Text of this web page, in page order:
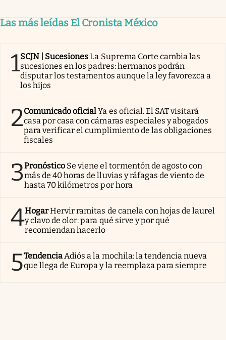
Las más leídas El Cronista México
1SCJN | SucesionesLa Suprema Corte cambia las
sucesiones en los padres: hermanos podrán
disputar los testamentos aunque la ley favorezca a
los hijos
2Comunicado oficialYa es oficial. El SAT visitará
casa por casa con cámaras especiales y abogados
para verificar el cumplimiento de las obligaciones
fiscales
3Pronóstico Se viene el tormentón de agosto con
más de 40 horas de lluvias y ráfagas de viento de
hasta 70 kilómetros por hora
4HogarHervir ramitas de canela con hojas de laurel
y clavo de olor: para qué sirve y por qué
recomiendan hacerlo
5TendenciaAdiós a la mochila: la tendencia nueva
que llega de Europa y la reemplaza para siempre